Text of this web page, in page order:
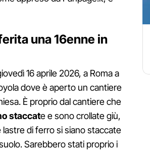
una 16enne in
16 aprile 2026, a Roma a
dove è aperto un cantiere
È proprio dal cantiere che
staccate e sono crollate giù,
di ferro si siano staccate
Sarebbero stati proprio i